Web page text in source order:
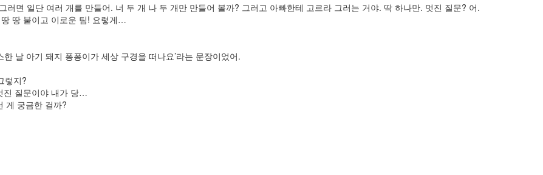
면 일단 여러 개를 만들어. 너 두 개 나 두 개만 만들어 볼까? 그러고 아빠한테 고르라 그러는 거야. 딱 하나만. 멋진 질문? 어.
땅 붙이고 이로운 팀! 요렇게…
날 아기 돼지 퐁퐁이가 세상 구경을 떠나요’라는 문장이었어.
렇지?
진 질문이야 내가 당…
게 궁금한 걸까?